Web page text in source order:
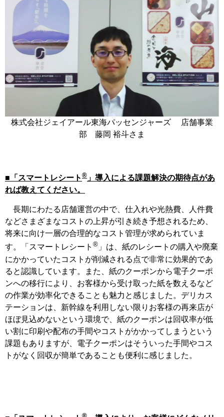
株式会社ジェイアール東海パッセンジャーズ 店舗事業
部 藤岡 裕斗さま
■「スマートレシート ® 」導入による課題解決の期待点があ
れば教えてください。
長期にわたる店舗運営の中で、仕入れや光熱費、人件費
などさまざまなコストの上昇が引き続き予想されるため、
将来に向け一層の合理的なコスト管理が求められていま
す。「スマートレシート ® 」は、紙のレシートの購入や廃棄
にかかっていたコストが削減される点で非常に効果的であ
ると認識しています。また、紙のクーポンから電子クーポ
ンへの移行により、お客様から受け取った紙を数えるなど
の作業が効率化できることも魅力と感じました。デリカス
テーションは、新幹線を利用しない限りお客様の再来店が
ほぼ見込めないという環境で、紙のクーポンは回収率が低
い割に印刷や配布の手間やコストがかかってしまうという
課題もありますが、電子クーポンはそういった手間やコス
トがなく回収が簡単であることも便利に感じました。